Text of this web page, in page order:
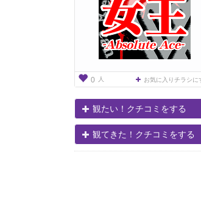
0 人 お気に入りチラシに
観たい！クチコミをする
観てきた！クチコミをする